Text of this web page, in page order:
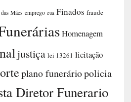
Mães emprego eua Finados fraude
Homenagem
justiça lei 13261 licitação
plano funeráriopolicia
Diretor Funerario